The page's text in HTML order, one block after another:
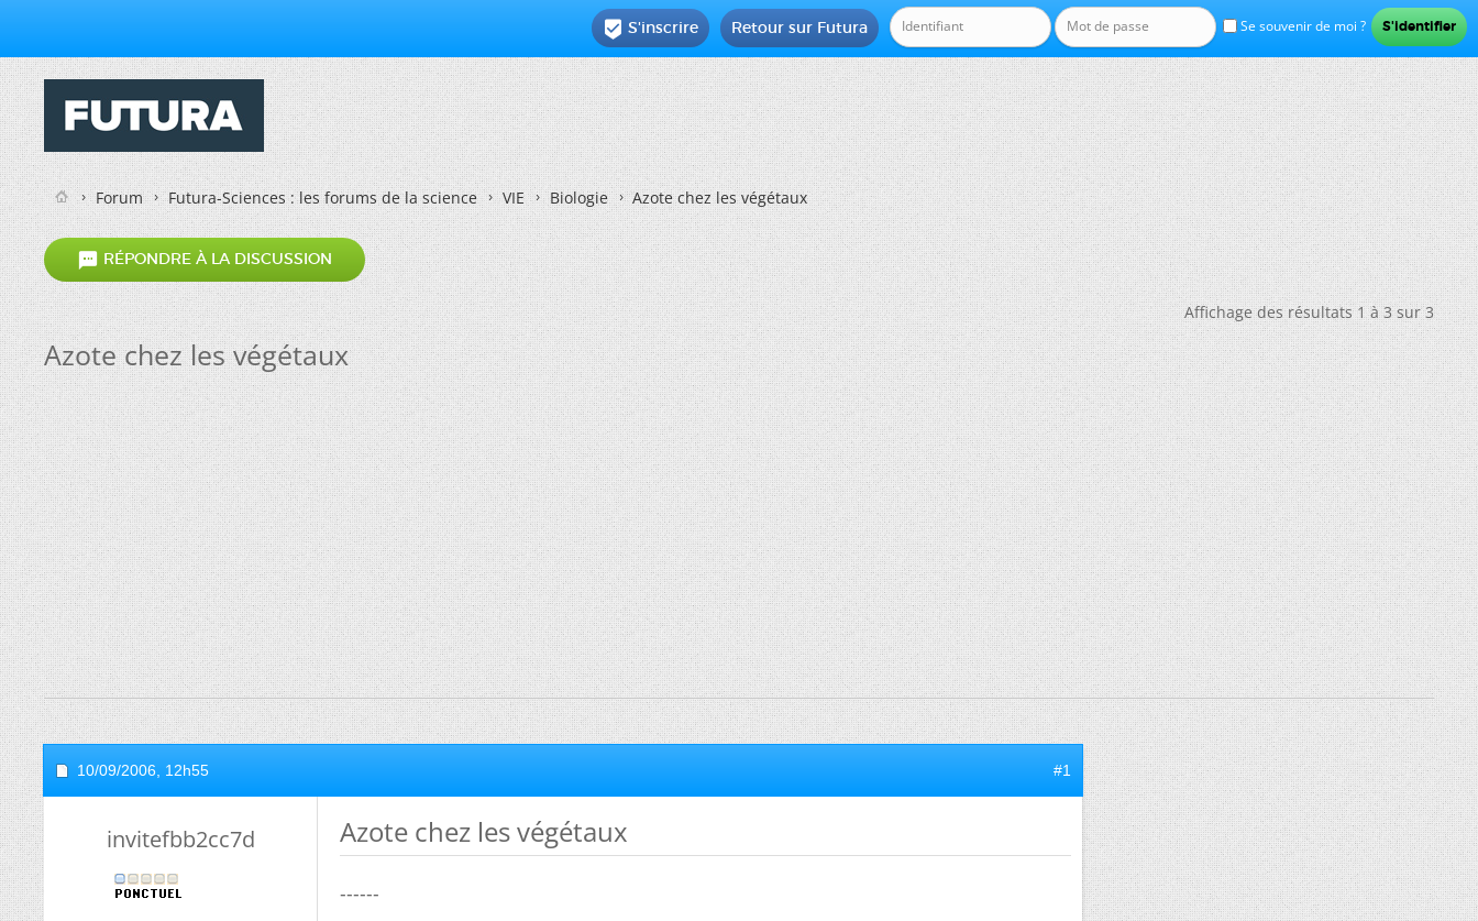
Se souvenir de moi ?
Retour sur Futura
 S'inscrire
Forum Futura-Sciences : les forums de la science VIE Biologie Azote chez les végétaux
 RÉPONDRE À LA DISCUSSION
Affichage des résultats 1 à 3 sur 3
Azote chez les végétaux
10/09/2006, 12h55 #1
invitefbb2cc7d Azote chez les végétaux
------